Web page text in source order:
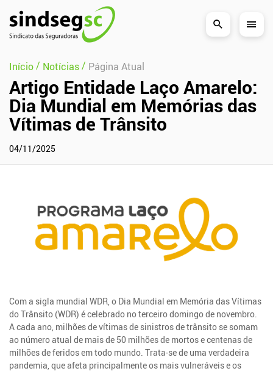
Pular Navegação (s)
Início/ Notícias/ Página Atual
Artigo Entidade Laço Amarelo:
Dia Mundial em Memórias das
Vítimas de Trânsito
04/11/2025
Com a sigla mundial WDR, o Dia Mundial em Memória das Vítimas
do Trânsito (WDR) é celebrado no terceiro domingo de novembro.
A cada ano, milhões de vítimas de sinistros de trânsito se somam
ao número atual de mais de 50 milhões de mortos e centenas de
milhões de feridos em todo mundo. Trata-se de uma verdadeira
pandemia, que afeta principalmente os mais vulneráveis e os